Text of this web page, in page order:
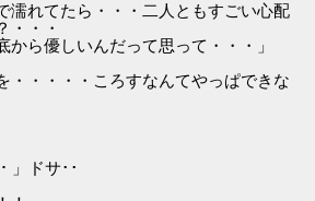
濡れてたら・・・二人ともすごい心配
・・・
から優しいんだって思って・・・」
・・・・・ころすなんてやっぱできな
」ドサ･･